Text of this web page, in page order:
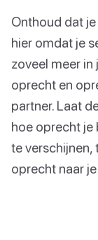
Onthoud dat
hier omdat je
zoveel meer in
oprecht en
partner. Laat
hoe oprecht
te verschijnen,
oprecht naar